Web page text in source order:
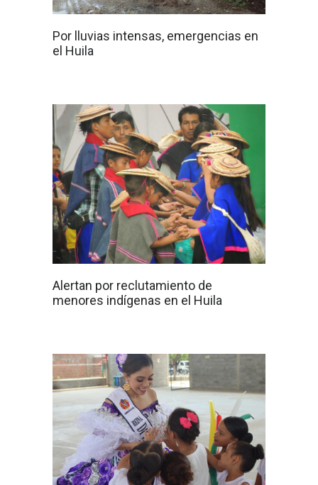
Por lluvias intensas, emergencias en
el Huila
Alertan por reclutamiento de
menores indígenas en el Huila